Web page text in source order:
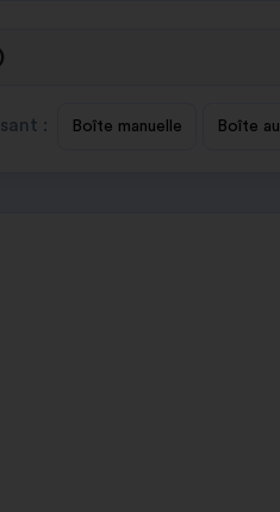
: Boîte manuelle Boîte